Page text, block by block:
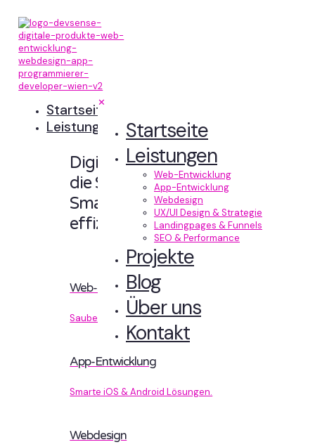
✕
Startseite
Leistungen
Web-Entwicklung
App-Entwicklung
Webdesign
UX/UI Design & Strategie
Landingpages & Funnels
SEO & Performance
Projekte
Blog
Über uns
Kontakt
Startseite
Leistungen
Digitale Erlebnisse,
die Sinn machen.
Smart designt und
effizient entwickelt.
Web-Entwicklung
Sauberer Code, der performt.
App-Entwicklung
Smarte iOS & Android Lösungen.
Webdesign